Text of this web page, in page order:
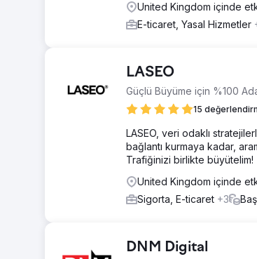
United Kingdom içinde
E-ticaret, Yasal Hizmetler
LASEO
Güçlü Büyüme için %100
15
LASEO, veri odaklı
bağlantı kurmaya kadar,
Trafiğinizi birlikte büyütelim!
United Kingdom içinde
Sigorta, E-ticaret +3
DNM Digital